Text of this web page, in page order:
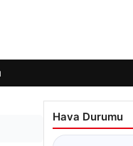
Hava Durumu